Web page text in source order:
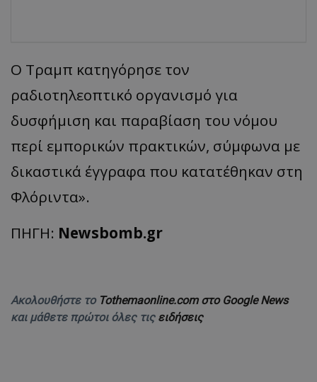
Ο Τραμπ κατηγόρησε τον
ραδιοτηλεοπτικό οργανισμό για
δυσφήμιση και παραβίαση του νόμου
περί εμπορικών πρακτικών, σύμφωνα με
δικαστικά έγγραφα που κατατέθηκαν στη
Φλόριντα».
ΠΗΓΗ: Newsbomb.gr
Ακολουθήστε το Tothemaonline.com στο Google News
και μάθετε πρώτοι όλες τις ειδήσεις